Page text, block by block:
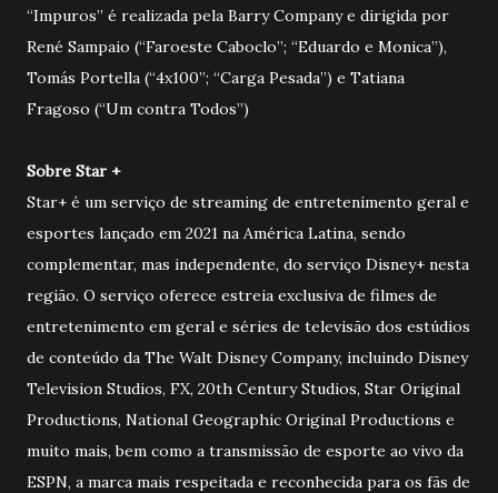
“Impuros” é realizada pela Barry Company e dirigida por
René Sampaio (“Faroeste Caboclo”; “Eduardo e Monica”),
Tomás Portella (“4x100”; “Carga Pesada”) e Tatiana
Fragoso (“Um contra Todos”)
Sobre Star +
Star+ é um serviço de streaming de entretenimento geral e
esportes lançado em 2021 na América Latina, sendo
complementar, mas independente, do serviço Disney+ nesta
região. O serviço oferece estreia exclusiva de filmes de
entretenimento em geral e séries de televisão dos estúdios
de conteúdo da The Walt Disney Company, incluindo Disney
Television Studios, FX, 20th Century Studios, Star Original
Productions, National Geographic Original Productions e
muito mais, bem como a transmissão de esporte ao vivo da
ESPN, a marca mais respeitada e reconhecida para os fãs de